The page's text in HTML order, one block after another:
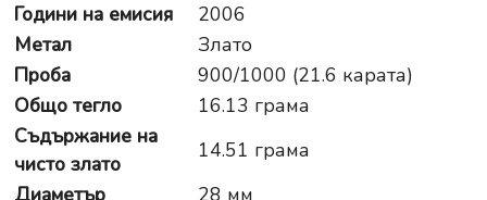
Години на емисия
2006
Метал
Злато
Проба
900/1000 (21.6 карата)
Общо тегло
16.13 грама
Съдържание на
чисто злато
14.51 грама
Диаметър
28 мм